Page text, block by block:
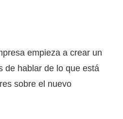
empieza a crear un
de hablar de lo que está
sobre el nuevo